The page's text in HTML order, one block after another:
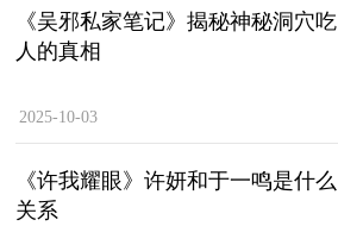
《吴邪私家笔记》揭秘神秘洞穴吃
人的真相
2025-10-03
《许我耀眼》许妍和于一鸣是什么
关系